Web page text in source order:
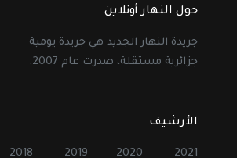
حول النهار أونلاين
جريدة النهار الجديد هي جريدة يومية
جزائرية مستقلة، صدرت عام 2007.
الأرشيف
2021
2020
2019
2018